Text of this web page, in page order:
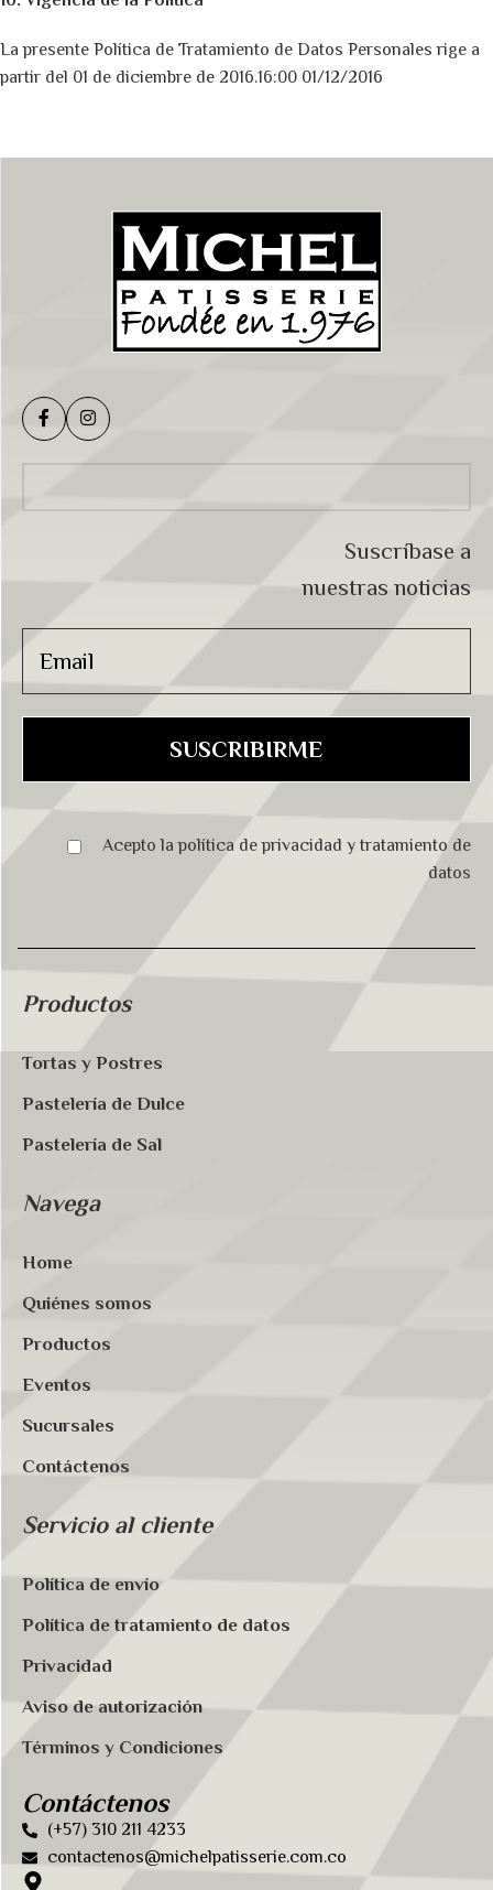
La presente Política de Tratamiento de Datos Personales rige a
partir del 01 de diciembre de 2016.16:00 01/12/2016
Suscríbase a
nuestras noticias
Acepto lapolítica de privacidad y tratamiento de
datos
Productos
Tortas y Postres
Pastelería de Dulce
Pastelería de Sal
Navega
Home
Quiénes somos
Productos
Eventos
Sucursales
Contáctenos
Servicio al cliente
Política de envío
Política de tratamiento de datos
Privacidad
Aviso de autorización
Términos y Condiciones
Contáctenos
(+57) 310 211 4233
contactenos@michelpatisserie.com.co